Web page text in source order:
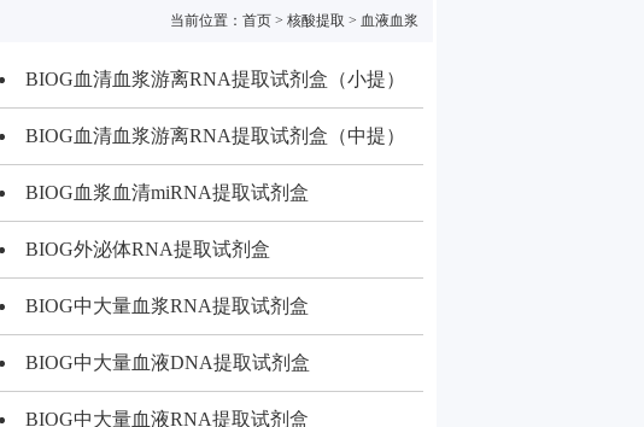
当前位置： 首页 > 核酸提取 > 血液血浆
BIOG血清血浆游离RNA提取试剂盒（小提）
BIOG血清血浆游离RNA提取试剂盒（中提）
BIOG血浆血清miRNA提取试剂盒
BIOG外泌体RNA提取试剂盒
BIOG中大量血浆RNA提取试剂盒
BIOG中大量血液DNA提取试剂盒
BIOG中大量血液RNA提取试剂盒